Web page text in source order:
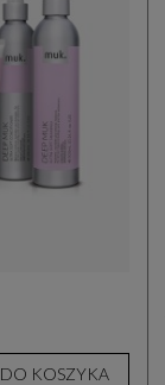
DO KOSZYKA